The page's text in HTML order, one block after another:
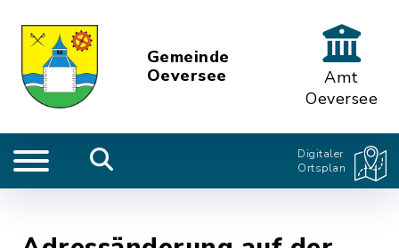
Gemeinde
Oeversee
Amt
Oeversee
Digitaler
Ortsplan